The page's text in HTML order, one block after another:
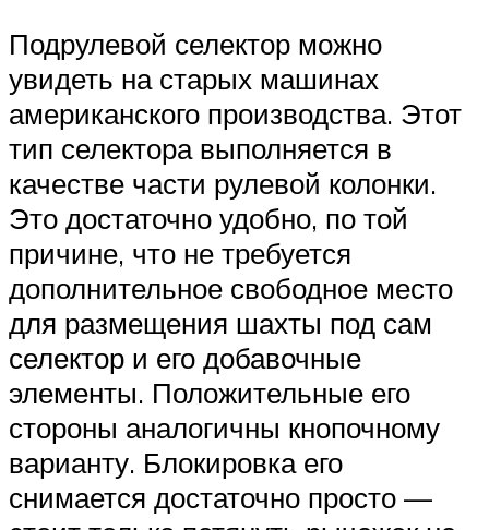
Подрулевой селектор можно
увидеть на старых машинах
американского производства. Этот
тип селектора выполняется в
качестве части рулевой колонки.
Это достаточно удобно, по той
причине, что не требуется
дополнительное свободное место
для размещения шахты под сам
селектор и его добавочные
элементы. Положительные его
стороны аналогичны кнопочному
варианту. Блокировка его
снимается достаточно просто —